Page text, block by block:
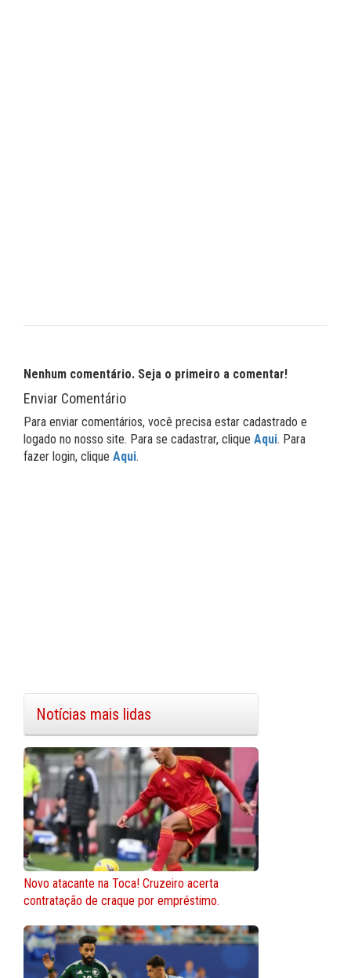
Nenhum comentário. Seja o primeiro a comentar!
Enviar Comentário
Para enviar comentários, você precisa estar cadastrado e
logado no nosso site. Para se cadastrar, clique Aqui. Para
fazer login, clique Aqui.
Notícias mais lidas
Novo atacante na Toca! Cruzeiro acerta
contratação de craque por empréstimo.